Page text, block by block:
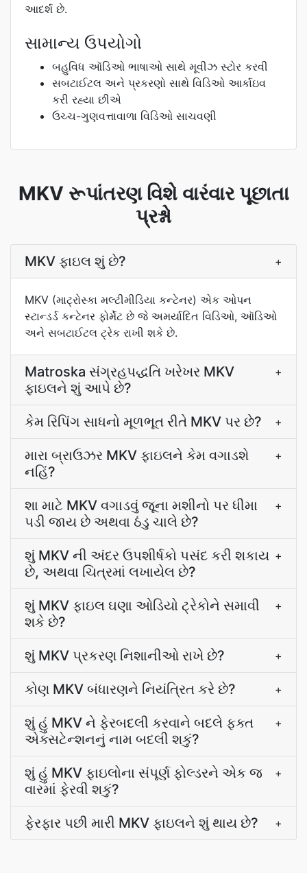
આદર્શ છે.
સામાન્ય ઉપયોગો
બહુવિધ ઑડિઓ ભાષાઓ સાથે મૂવીઝ સ્ટોર કરવી
સબટાઈટલ અને પ્રકરણો સાથે વિડિઓ આર્કાઇવ
કરી રહ્યા છીએ
ઉચ્ચ-ગુણવત્તાવાળા વિડિઓ સાચવણી
MKV રૂપાંતરણ વિશે વારંવાર પૂછાતા
પ્રશ્નો
MKV ફાઇલ શું છે? +
MKV (માટ્રોસ્કા મલ્ટીમીડિયા કન્ટેનર) એક ઓપન
સ્ટાન્ડર્ડ કન્ટેનર ફોર્મેટ છે જે અમર્યાદિત વિડિઓ, ઑડિઓ
અને સબટાઈટલ ટ્રેક રાખી શકે છે.
Matroska સંગ્રહપદ્ધતિ ખરેખર MKV
ફાઇલને શું આપે છે?
+
કેમ રિપિંગ સાધનો મૂળભૂત રીતે MKV પર છે? +
મારા બ્રાઉઝર MKV ફાઇલને કેમ વગાડશે
નહિં?
+
શા માટે MKV વગાડવું જૂના મશીનો પર ધીમા
પડી જાય છે અથવા ઠંડુ ચાલે છે?
+
શું MKV ની અંદર ઉપશીર્ષકો પસંદ કરી શકાય
છે, અથવા ચિત્રમાં લખાયેલ છે?
+
શું MKV ફાઇલ ઘણા ઓડિયો ટ્રેકોને સમાવી
શકે છે?
+
શું MKV પ્રકરણ નિશાનીઓ રાખે છે? +
કોણ MKV બંધારણને નિયંત્રિત કરે છે? +
શું હું MKV ને ફેરબદલી કરવાને બદલે ફક્ત
એક્સટેન્શનનું નામ બદલી શકું?
+
શું હું MKV ફાઇલોના સંપૂર્ણ ફોલ્ડરને એક જ
વારમાં ફેરવી શકું?
+
ફેરફાર પછી મારી MKV ફાઇલને શું થાય છે? +